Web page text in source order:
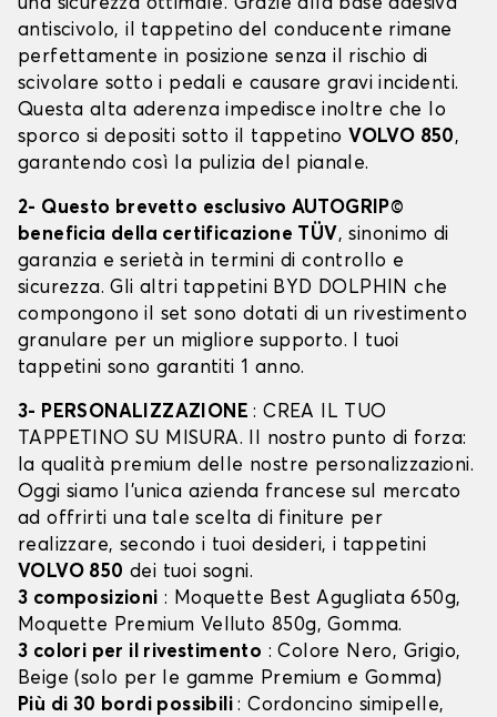
una sicurezza ottimale. Grazie alla base adesiva
antiscivolo, il tappetino del conducente rimane
perfettamente in posizione senza il rischio di
scivolare sotto i pedali e causare gravi incidenti.
Questa alta aderenza impedisce inoltre che lo
sporco si depositi sotto il tappetino VOLVO 850,
garantendo così la pulizia del pianale.
2- Questo brevetto esclusivo AUTOGRIP©
beneficia della certificazione TÜV, sinonimo di
garanzia e serietà in termini di controllo e
sicurezza. Gli altri tappetini BYD DOLPHIN che
compongono il set sono dotati di un rivestimento
granulare per un migliore supporto. I tuoi
tappetini sono garantiti 1 anno.
3- PERSONALIZZAZIONE: CREA IL TUO
TAPPETINO SU MISURA. Il nostro punto di forza:
la qualità premium delle nostre personalizzazioni.
Oggi siamo l’unica azienda francese sul mercato
ad offrirti una tale scelta di finiture per
realizzare, secondo i tuoi desideri, i tappetini
VOLVO 850 dei tuoi sogni.
3 composizioni : Moquette Best Agugliata 650g,
Moquette Premium Velluto 850g, Gomma.
3 colori per il rivestimento : Colore Nero, Grigio,
Beige (solo per le gamme Premium e Gomma)
Più di 30 bordi possibili: Cordoncino simipelle,